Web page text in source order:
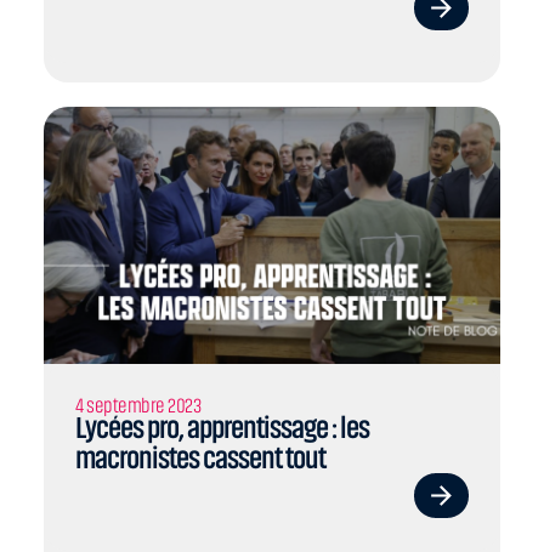
4 septembre 2023
Lycées pro, apprentissage : les
macronistes cassent tout